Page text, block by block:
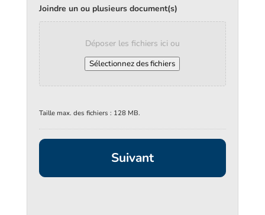
Joindre un ou plusieurs document(s)
Déposer les fichiers ici ou
Sélectionnez des fichiers
Taille max. des fichiers : 128 MB.